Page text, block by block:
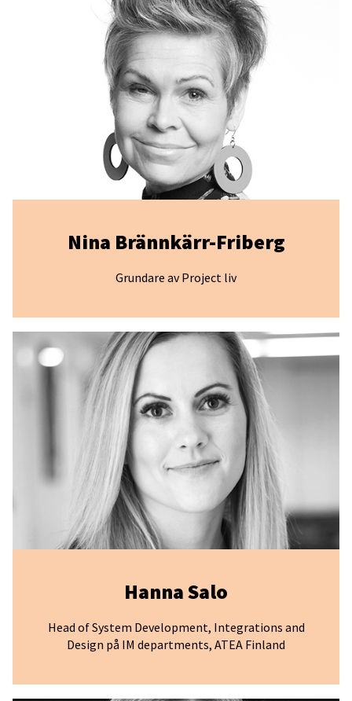
Nina Brännkärr-Friberg
Grundare av Project liv
Hanna Salo
Head of System Development, Integrations and
Design på IM departments, ATEA Finland